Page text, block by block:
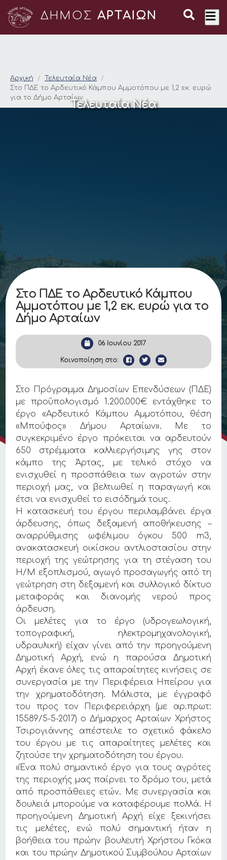
ΔΗΜΟΣ ΑΡΤΑΙΩΝ
Στο ΠΔΕ το
Αρχική
Τελευταία Νέα
Στο ΠΔΕ το Αρδευτικό Κάμπου Αμμοτόπου με 1,2 εκ. ευρώ
για το Δήμο Αρταίων
Τελευταία Νέα
Στο ΠΔΕ το Αρδευτικό Κάμπου
Αμμοτόπου με 1,2 εκ. ευρώ για το
Δήμο Αρταίων
06 Ιουνίου 2017
Κοινοποίηση στο:
Στο Πρόγραμμα Δημοσίων Επενδύσεων (ΠΔΕ)
με προϋπολογισμό 1.200.000€ εντάχθηκε το
έργο «Αρδευτικό Κάμπου Αμμοτόπου, θέση
«Μπούφος» Δήμου Αρταίων». Με το
συγκεκριμένο έργο πρόκειται να αρδευτούν
650 στρέμματα καλλιεργήσιμης γης στον
κάμπο της Άρτας, με τελικό στόχο να
ενισχυθεί η προσπάθεια των αγροτών στην
περιοχή μας, να βελτιωθεί η παραγωγή και
έτσι να ενισχυθεί το εισόδημά τους.
Η κατασκευή του έργου περιλαμβάνει έργα
άρδευσης, όπως δεξαμενή αποθήκευσης –
αναρρύθμισης ωφέλιμου όγκου 500 m3,
ανακατασκευή οικίσκου αντλιοστασίου στην
περιοχή της γεώτρησης για τη στέγαση του
Η/Μ εξοπλισμού, αγωγό προσαγωγής από τη
γεώτρηση στη δεξαμενή και συλλογικό δίκτυο
μεταφοράς και διανομής νερού προς
άρδευση.
Οι μελέτες για το έργο (υδρογεωλογική,
τοπογραφική, ηλεκτρομηχανολογική,
υδραυλική) είχαν γίνει από την προηγούμενη
Δημοτική Αρχή, ενώ η παρούσα Δημοτική
Αρχή έκανε όλες τις απαραίτητες κινήσεις σε
συνεργασία με την Περιφέρεια Ηπείρου για
την χρηματοδότηση. Μάλιστα, με έγγραφό
του προς τον Περιφερειάρχη (με αρ.πρωτ:
15589/5-5-2017) ο Δήμαρχος Αρταίων Χρήστος
Τσιρογιάννης απέστειλε το σχετικό φάκελο
του έργου με τις απαραίτητες μελέτες και
ζητούσε την χρηματοδότηση του έργου.
«Ένα πολύ σημαντικό έργο για τους αγρότες
της περιοχής μας παίρνει το δρόμο του, μετά
από προσπάθειες ετών. Με συνεργασία και
δουλειά μπορούμε να καταφέρουμε πολλά. Η
προηγούμενη Δημοτική Αρχή είχε ξεκινήσει
τις μελέτες, ενώ πολύ σημαντική ήταν η
βοήθεια του πρώην βουλευτή Χρήστου Γκόκα
και του πρώην Δημοτικού Συμβούλου Αρταίων